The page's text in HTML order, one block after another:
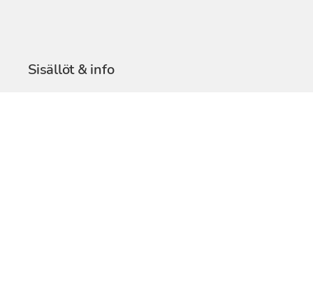
Sisällöt & info